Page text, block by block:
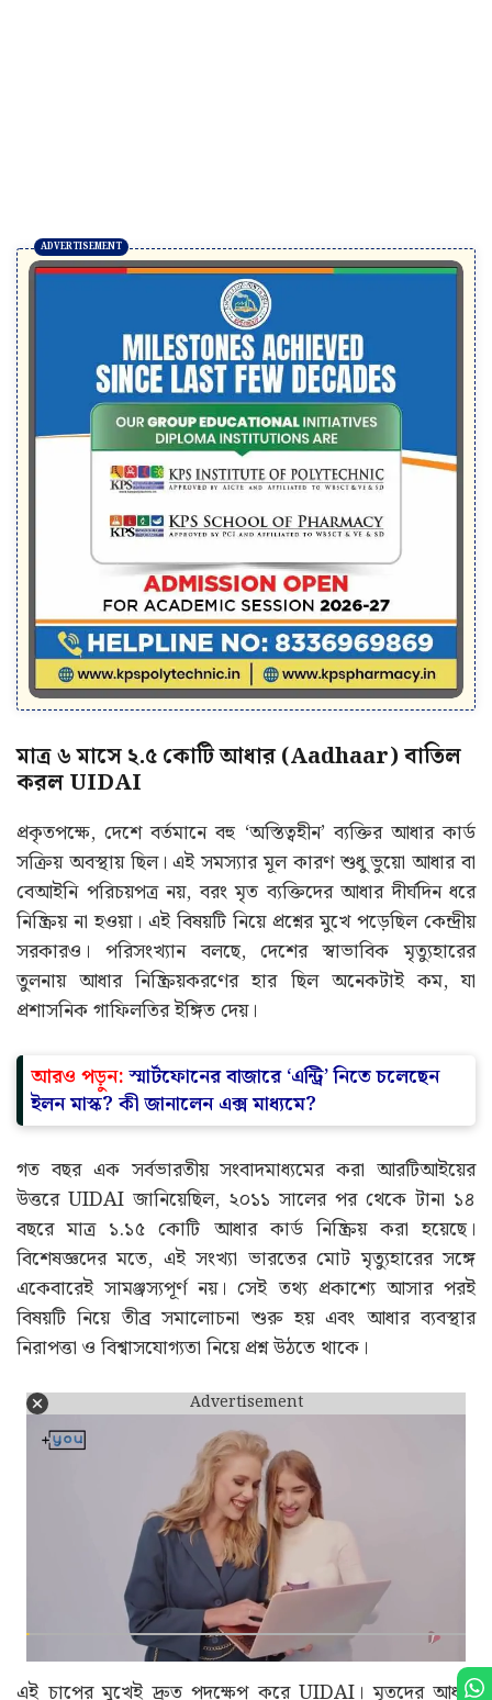
মাত্র ৬ মাসে ২.৫ কোটি আধার (Aadhaar) বাতিল
করল UIDAI
প্রকৃতপক্ষে, দেশে বর্তমানে বহু ‘অস্তিত্বহীন’ ব্যক্তির আধার কার্ড
সক্রিয় অবস্থায় ছিল। এই সমস্যার মূল কারণ শুধু ভুয়ো আধার বা
বেআইনি পরিচয়পত্র নয়, বরং মৃত ব্যক্তিদের আধার দীর্ঘদিন ধরে
নিষ্ক্রিয় না হওয়া। এই বিষয়টি নিয়ে প্রশ্নের মুখে পড়েছিল কেন্দ্রীয়
সরকারও। পরিসংখ্যান বলছে, দেশের স্বাভাবিক মৃত্যুহারের
তুলনায় আধার নিষ্ক্রিয়করণের হার ছিল অনেকটাই কম, যা
প্রশাসনিক গাফিলতির ইঙ্গিত দেয়।
আরও পড়ুন:স্মার্টফোনের বাজারে ‘এন্ট্রি’ নিতে চলেছেন
ইলন মাস্ক? কী জানালেন এক্স মাধ্যমে?
গত বছর এক সর্বভারতীয় সংবাদমাধ্যমের করা আরটিআইয়ের
উত্তরে UIDAI জানিয়েছিল, ২০১১ সালের পর থেকে টানা ১৪
বছরে মাত্র ১.১৫ কোটি আধার কার্ড নিষ্ক্রিয় করা হয়েছে।
বিশেষজ্ঞদের মতে, এই সংখ্যা ভারতের মোট মৃত্যুহারের সঙ্গে
একেবারেই সামঞ্জস্যপূর্ণ নয়। সেই তথ্য প্রকাশ্যে আসার পরই
বিষয়টি নিয়ে তীব্র সমালোচনা শুরু হয় এবং আধার ব্যবস্থার
নিরাপত্তা ও বিশ্বাসযোগ্যতা নিয়ে প্রশ্ন উঠতে থাকে।
Advertisement
এই চাপের মুখেই দ্রুত পদক্ষেপ করে UIDAI। মৃতদের আধার